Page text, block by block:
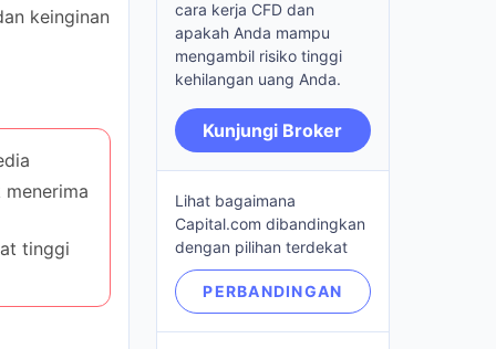
macam.
Anda mampu mengambil
risiko tinggi kehilangan
uang Anda.
Kunjungi Broker
Lihat bagaimana
Capital.com dibandingkan
dengan pilihan terdekat
PERBANDINGAN
Pernyataan Pengiklan